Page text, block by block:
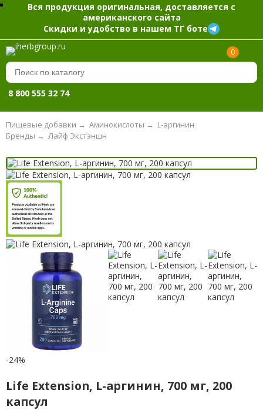
Вся продукция оригинальная, доставляется с
американского сайта
Скидки и удобство в нашем ТГ боте
0
8 800 555 32 74
Пищевые добавки → Аминокислоты → L-аргинин
Лайф Экстэншн
Бренды →
-24%
Life Extension, L-аргинин, 700 мг, 200
капсул